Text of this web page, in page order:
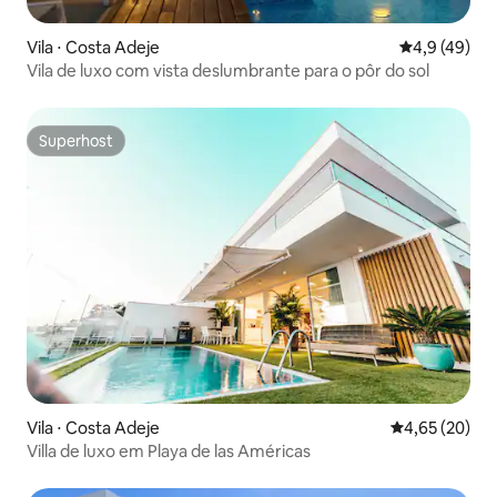
Vila ⋅ Costa Adeje 4,9 de uma
4,9 (49)
Vila de luxo com vista deslumbrante para o pôr do sol
Superhost
Superhost
Vila ⋅ Costa Adeje 4,65 de uma
4,65 (20)
Villa de luxo em Playa de las Américas